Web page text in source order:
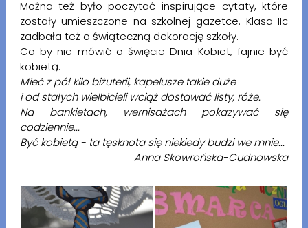
Można też było poczytać inspirujące cytaty, które
zostały umieszczone na szkolnej gazetce. Klasa IIc
zadbała też o świąteczną dekorację szkoły.
Co by nie mówić o święcie Dnia Kobiet, fajnie być
kobietą:
Mieć z pół kilo biżuterii, kapelusze takie duże
i od stałych wielbicieli wciąż dostawać listy, róże.
Na bankietach, wernisażach pokazywać się
codziennie...
Być kobietą - ta tęsknota się niekiedy budzi we mnie...
Anna Skowrońska-Cudnowska